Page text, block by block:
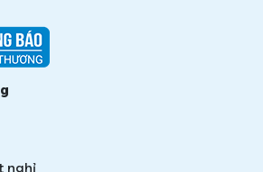
nghỉ